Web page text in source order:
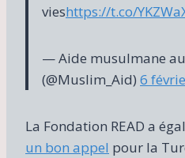
vieshttps://t.co/
— Aide musulmane
(@Muslim_Aid) 6
La Fondation READ a
un bon appel pour la